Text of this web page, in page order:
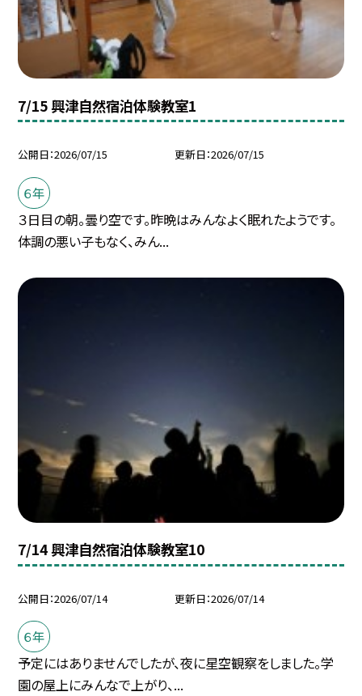
7/15 興津自然宿泊体験教室1
公開日 2026/07/15 更新日 2026/07/15
６年
３日目の朝。曇り空です。昨晩はみんなよく眠れたようです。
体調の悪い子もなく、みん...
7/14 興津自然宿泊体験教室10
公開日 2026/07/14 更新日 2026/07/14
６年
予定にはありませんでしたが、夜に星空観察をしました。学
園の屋上にみんなで上がり、...